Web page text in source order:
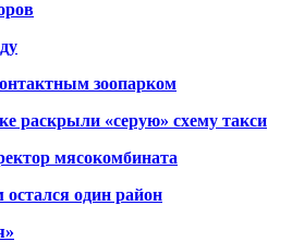
зоопарком
раскрыли «серую» схему такси
мясокомбината
один район